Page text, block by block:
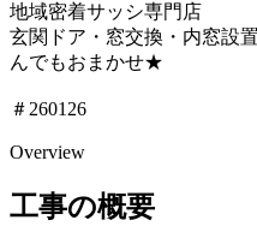
地域密着サッシ専門店
玄関ドア・窓交換・内窓設
んでもおまかせ★
＃260126
Overview
工事の概要